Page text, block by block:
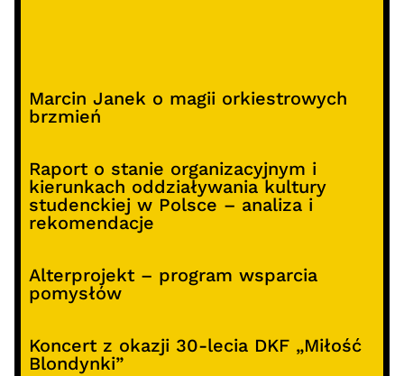
Marcin Janek o magii orkiestrowych
brzmień
Raport o stanie organizacyjnym i
kierunkach oddziaływania kultury
studenckiej w Polsce – analiza i
rekomendacje
Alterprojekt – program wsparcia
pomysłów
Koncert z okazji 30-lecia DKF „Miłość
Blondynki”